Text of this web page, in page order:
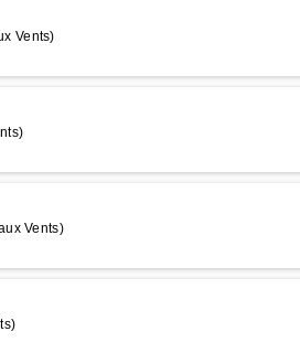
Vents)
Vents)